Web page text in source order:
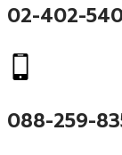
02-402-
088-259-